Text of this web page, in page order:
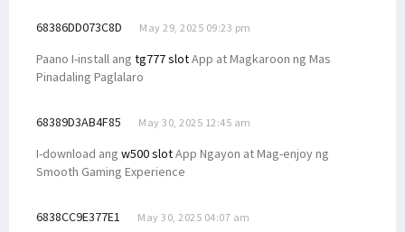
68386DD073C8D May 29, 2025 09:23 pm
Paano I-install ang tg777 slotApp at Magkaroon ng Mas
Pinadaling Paglalaro
68389D3AB4F85 May 30, 2025 12:45 am
I-download ang w500 slotApp Ngayon at Mag-enjoy ng
Smooth Gaming Experience
6838CC9E377E1 May 30, 2025 04:07 am